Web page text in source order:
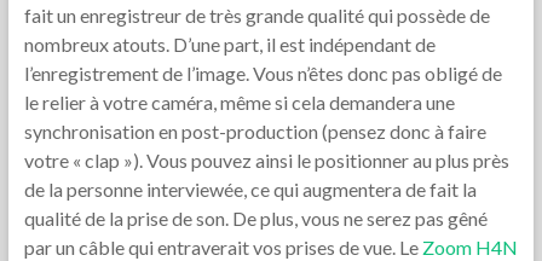
fait un enregistreur de très grande qualité qui possède de
nombreux atouts. D’une part, il est indépendant de
l’enregistrement de l’image. Vous n’êtes donc pas obligé de
le relier à votre caméra, même si cela demandera une
synchronisation en post-production (pensez donc à faire
votre « clap »). Vous pouvez ainsi le positionner au plus près
de la personne interviewée, ce qui augmentera de fait la
qualité de la prise de son. De plus, vous ne serez pas gêné
par un câble qui entraverait vos prises de vue. LeZoom H4N